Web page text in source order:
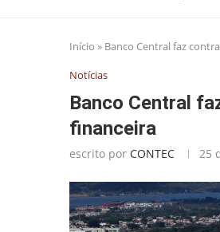
Início » Banco Central faz
Notícias
Banco Central
financeira
escrito por CONTEC 25